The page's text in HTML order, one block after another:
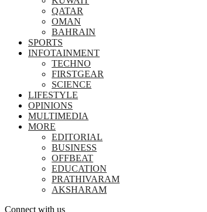
QATAR
OMAN
BAHRAIN
SPORTS
INFOTAINMENT
TECHNO
FIRSTGEAR
SCIENCE
LIFESTYLE
OPINIONS
MULTIMEDIA
MORE
EDITORIAL
BUSINESS
OFFBEAT
EDUCATION
PRATHIVARAM
AKSHARAM
Connect with us